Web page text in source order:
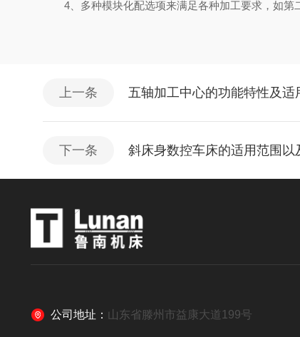
4、多种模块化配选项来满足各种加工要求，如第
上一条 五轴加工中心的功能特性及适
下一条 斜床身数控车床的适用范围以
公司地址： 山东省滕州市益康大道199号